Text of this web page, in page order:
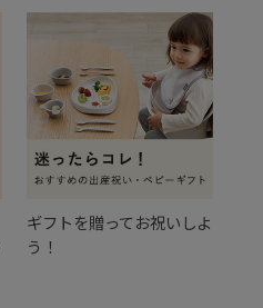
ギフトを贈ってお祝いしよ
う！